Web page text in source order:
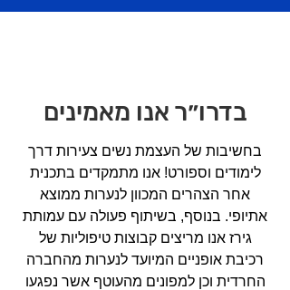
בדרו״ר אנו מאמינים
בחשיבות של העצמת נשים צעירות דרך
לימודים וספורט! אנו מתמקדים בתכנית
אחר הצהרים המכוון לנערות ממוצא
אתיופי. בנוסף, בשיתוף פעולה עם עמותת
גירז אנו מריצים קבוצות טיפוליות של
רכיבת אופניים המיועד לנערות מהחברה
החרדית וכן למפונים מהעוטף אשר נפגעו